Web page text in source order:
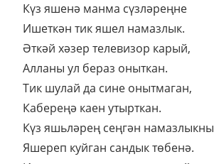
Күз яшенә манма сүзләреңне
Ишеткән тик яшел намазлык.
Әткәй хәзер телевизор карый,
Алланы ул бераз оныткан.
Тик шулай да сине онытмаган,
Кабереңә каен утырткан.
Күз яшьләрең сеңгән намазлыкны
Яшереп куйган сандык төбенә.